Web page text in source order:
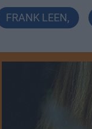
FRANK LEEN,